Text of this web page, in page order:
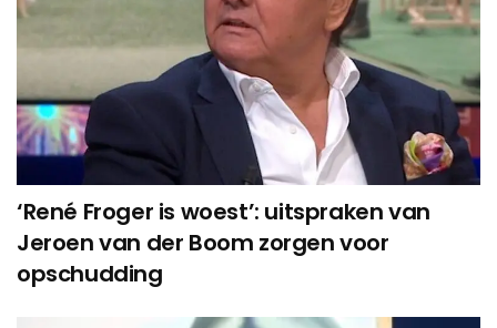
‘René Froger is woest’: uitspraken van
Jeroen van der Boom zorgen voor
opschudding